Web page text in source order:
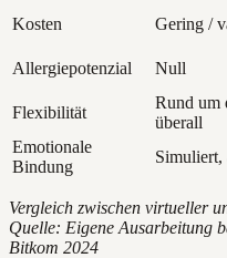
Kosten
Gering /
Allergiepotenzial
Null
Flexibilität
Rund um
überall
Emotionale
Bindung
Simuliert,
Vergleich zwischen virtueller
Quelle: Eigene Ausarbeitung
Bitkom 2024